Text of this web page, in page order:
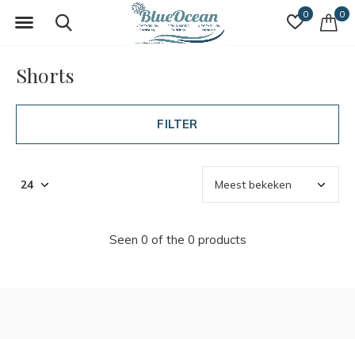
0 0
Shorts
FILTER
Seen 0 of the 0 products